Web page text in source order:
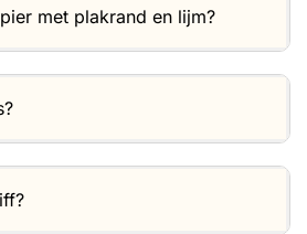
met plakrand en lijm?